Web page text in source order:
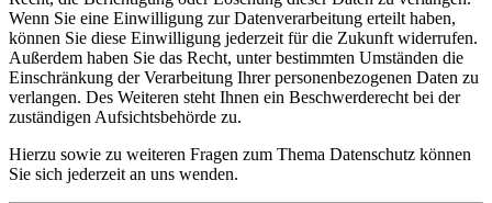
Wenn Sie eine Einwilligung zur Datenverarbeitung erteilt haben,
können Sie diese Einwilligung jederzeit für die Zukunft widerrufen.
Außerdem haben Sie das Recht, unter bestimmten Umständen die
Einschränkung der Verarbeitung Ihrer personenbezogenen Daten zu
verlangen. Des Weiteren steht Ihnen ein Beschwerderecht bei der
zuständigen Aufsichtsbehörde zu.
Hierzu sowie zu weiteren Fragen zum Thema Datenschutz können
Sie sich jederzeit an uns wenden.